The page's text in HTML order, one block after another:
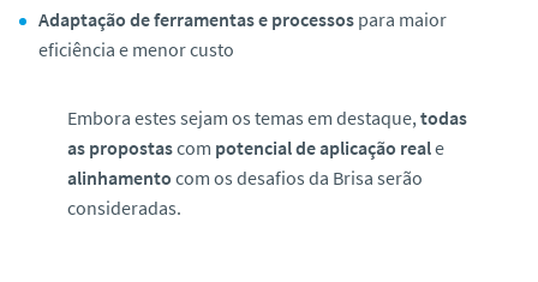
Adaptação de ferramentas e processos para maior
eficiência e menor custo
Embora estes sejam os temas em destaque, todas
as propostascom potencial de aplicação reale
alinhamento com os desafios da Brisa serão
consideradas.